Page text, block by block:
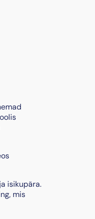
isikupära.
mis